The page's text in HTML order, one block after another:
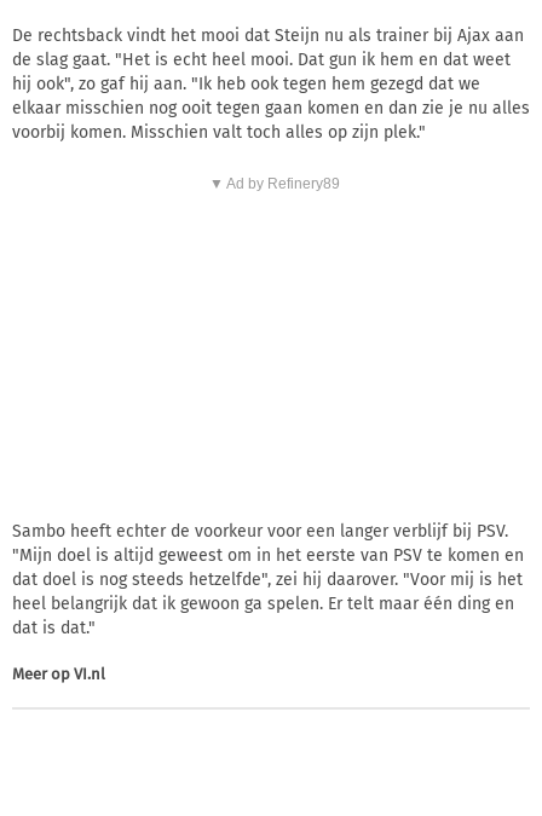
De rechtsback vindt het mooi dat Steijn nu als trainer bij Ajax aan
de slag gaat. "Het is echt heel mooi. Dat gun ik hem en dat weet
hij ook", zo gaf hij aan. "Ik heb ook tegen hem gezegd dat we
elkaar misschien nog ooit tegen gaan komen en dan zie je nu alles
voorbij komen. Misschien valt toch alles op zijn plek."
▼ Ad by Refinery89
Sambo heeft echter de voorkeur voor een langer verblijf bij PSV.
"Mijn doel is altijd geweest om in het eerste van PSV te komen en
dat doel is nog steeds hetzelfde", zei hij daarover. "Voor mij is het
heel belangrijk dat ik gewoon ga spelen. Er telt maar één ding en
dat is dat."
Meer op VI.nl